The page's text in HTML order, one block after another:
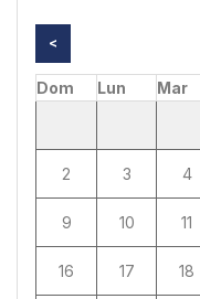
<
Dom Lun Mar
2 3 4
9 10 11
16 17 18